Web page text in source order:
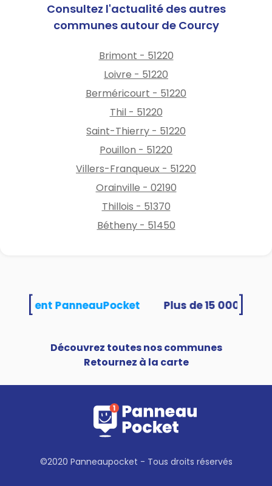
Consultez l'actualité des autres
communes autour de Courcy
Brimont - 51220
Loivre - 51220
Berméricourt - 51220
Thil - 51220
Saint-Thierry - 51220
Pouillon - 51220
Villers-Franqueux - 51220
Orainville - 02190
Thillois - 51370
Bétheny - 51450
PanneauPocket
Découvrez toutes nos communes
Retournez à la carte
©2020 Panneaupocket - Tous droits réservés